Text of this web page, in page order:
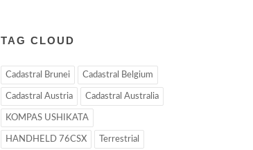
TAG CLOUD
Cadastral Brunei Cadastral Belgium
Cadastral Austria Cadastral Australia
KOMPAS USHIKATA
HANDHELD 76CSX Terrestrial